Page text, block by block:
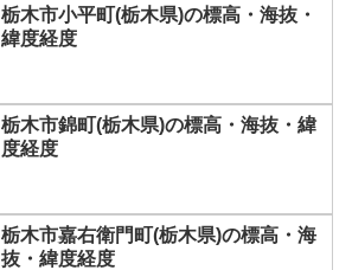
栃木市小平町(栃木県)の標高・海抜・
緯度経度
栃木市錦町(栃木県)の標高・海抜・緯
度経度
栃木市嘉右衛門町(栃木県)の標高・海
抜・緯度経度